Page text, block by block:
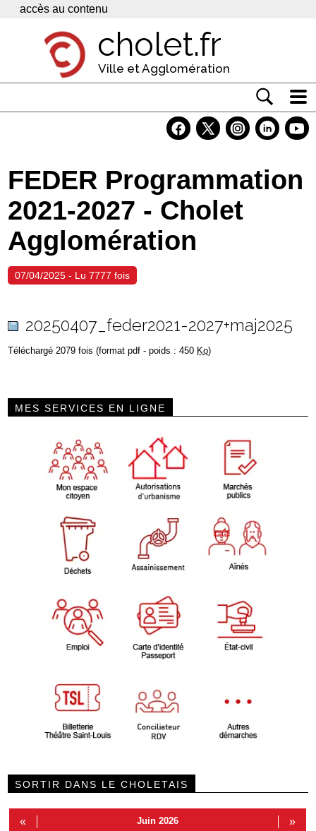
Panneau de gestion des cookies
accès au contenu
cholet.fr
Ville et Agglomération
Economie
Services
Contacts
FEDER Programmation
2021-2027 - Cholet
Agglomération
07/04/2025 - Lu 7777 fois
20250407_feder2021-2027+maj2025
Téléchargé 2079 fois (format pdf - poids : 450 Ko)
MES SERVICES EN LIGNE
SORTIR DANS LE CHOLETAIS
« Juin 2026 »